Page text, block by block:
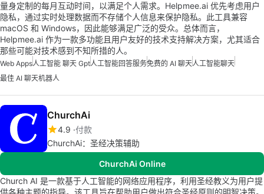
量身定制的每月互动时间，以满足个人需求。Helpmee.ai 优先考虑用户
隐私，通过实时处理数据而不存储个人信息来保护隐私。此工具兼容
macOS 和 Windows，因此能够满足广泛的受众。总体而言，
Helpmee.ai 作为一款多功能且用户友好的技术支持解决方案，尤其适合
那些可能对技术感到不知所措的人。
Web Apps人工智能 聊天 Gpt人工智能回答服务免费的 AI 聊天人工智能聊天
最佳 AI 聊天机器人
ChurchAi
4.9 付款
ChurchAi：圣经决策辅助
ChurchAi Online
Church AI 是一款基于人工智能的网络应用程序，利用圣经教义为用户提
供各种主题的指导。该工具旨在帮助用户做出符合圣经原则的明智决策。